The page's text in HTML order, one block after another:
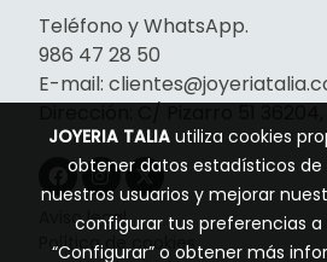
Teléfono y WhatsApp.
986 47 28 50
E-mail:
Aviso legal
Política de cookies
JOYERIA TALIA utiliza cookies
obtener datos estadísticos
nuestros usuarios y mejorar
configurar tus preferencias
“Configurar” o obtener más